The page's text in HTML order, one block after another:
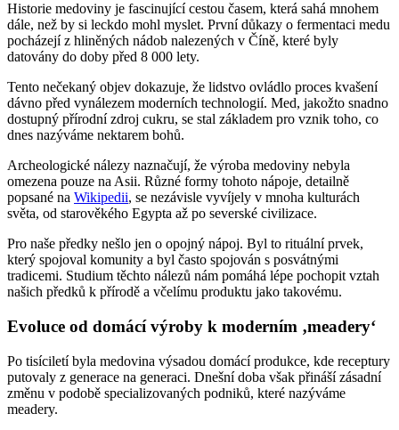
Historie medoviny je fascinující cestou časem, která sahá mnohem
dále, než by si leckdo mohl myslet. První důkazy o fermentaci medu
pocházejí z hliněných nádob nalezených v Číně, které byly
datovány do doby před 8 000 lety.
Tento nečekaný objev dokazuje, že lidstvo ovládlo proces kvašení
dávno před vynálezem moderních technologií. Med, jakožto snadno
dostupný přírodní zdroj cukru, se stal základem pro vznik toho, co
dnes nazýváme nektarem bohů.
Archeologické nálezy naznačují, že výroba medoviny nebyla
omezena pouze na Asii. Různé formy tohoto nápoje, detailně
popsané na Wikipedii, se nezávisle vyvíjely v mnoha kulturách
světa, od starověkého Egypta až po severské civilizace.
Pro naše předky nešlo jen o opojný nápoj. Byl to rituální prvek,
který spojoval komunity a byl často spojován s posvátnými
tradicemi. Studium těchto nálezů nám pomáhá lépe pochopit vztah
našich předků k přírodě a včelímu produktu jako takovému.
Evoluce od domácí výroby k moderním ‚meadery‘
Po tisíciletí byla medovina výsadou domácí produkce, kde receptury
putovaly z generace na generaci. Dnešní doba však přináší zásadní
změnu v podobě specializovaných podniků, které nazýváme
meadery.